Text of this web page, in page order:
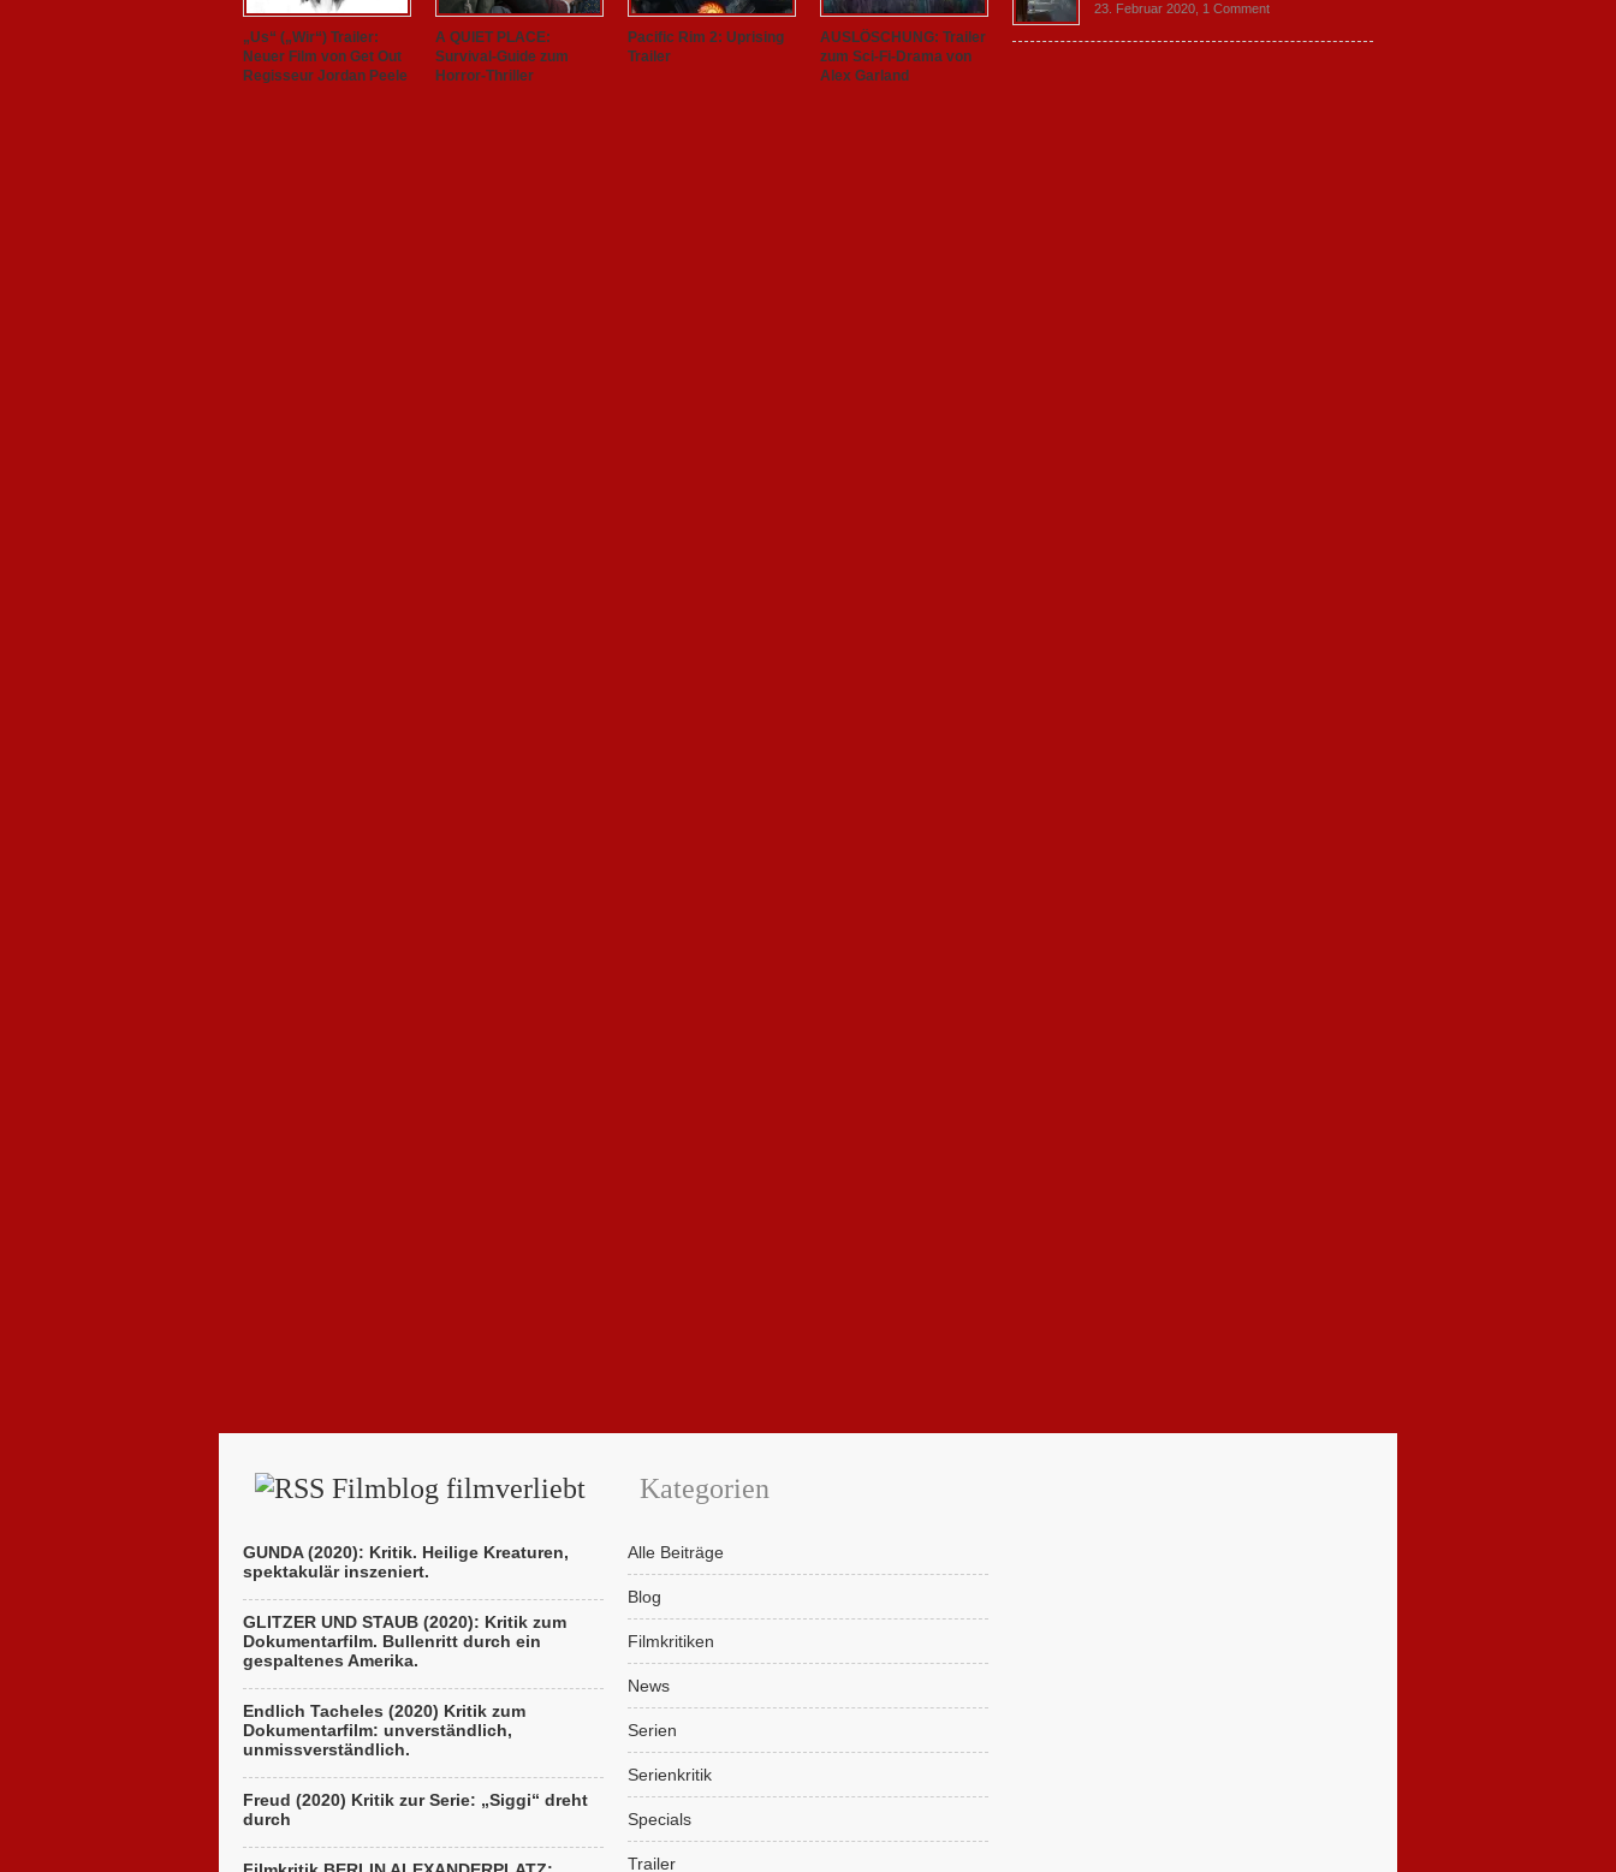
„Us“ („Wir“) Trailer:
Neuer Film von Get Out
Regisseur Jordan Peele
A QUIET PLACE:
Survival-Guide zum
Horror-Thriller
Pacific Rim 2: Uprising
Trailer
AUSLÖSCHUNG: Trailer
zum Sci-Fi-Drama von
Alex Garland
23. Februar 2020, 1 Comment
Filmblog filmverliebt
GUNDA (2020): Kritik. Heilige Kreaturen,
spektakulär inszeniert.
GLITZER UND STAUB (2020): Kritik zum
Dokumentarfilm. Bullenritt durch ein
gespaltenes Amerika.
Endlich Tacheles (2020) Kritik zum
Dokumentarfilm: unverständlich,
unmissverständlich.
Freud (2020) Kritik zur Serie: „Siggi“ dreht
durch
Kategorien
Alle Beiträge
Blog
Filmkritiken
News
Serien
Serienkritik
Specials
Trailer